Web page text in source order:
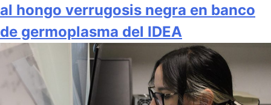
al hongo verrugosis negra en banco
de germoplasma del IDEA